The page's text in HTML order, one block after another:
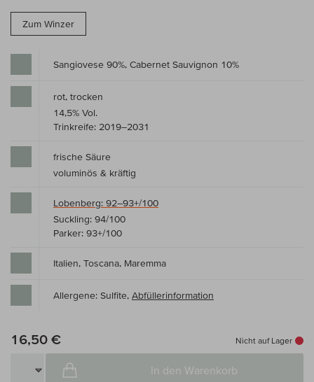
Zum Winzer
Sangiovese 90%, Cabernet Sauvignon 10%
rot, trocken
14,5% Vol.
Trinkreife: 2019–2031
frische Säure
voluminös & kräftig
Lobenberg: 92–93+/100
Suckling: 94/100
Parker: 93+/100
Italien, Toscana, Maremma
Allergene: Sulfite, Abfüllerinformation
16,50 € Nicht auf Lager
In den Warenkorb